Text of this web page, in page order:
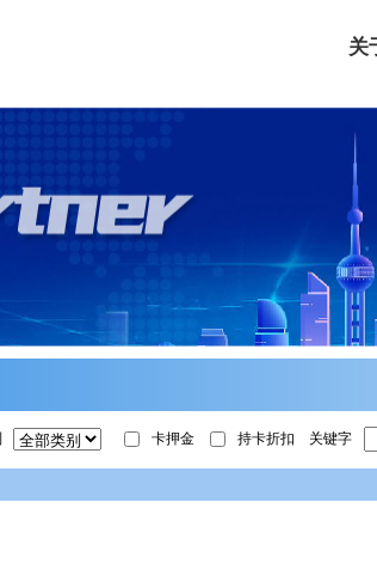
关
卡押金 持卡折扣 关键字